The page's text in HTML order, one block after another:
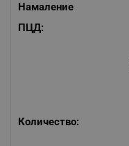
Намаление
ПЦД:
Количество: